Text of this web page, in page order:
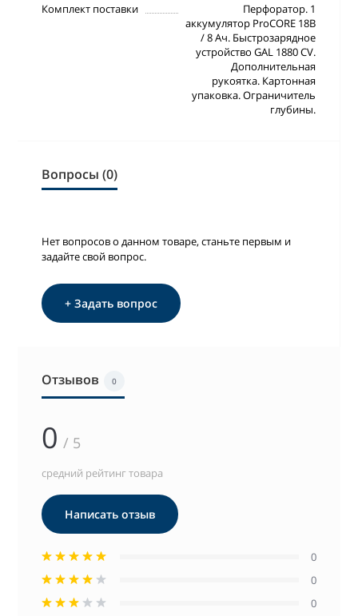
Комплект поставки
Перфоратор. 1
аккумулятор ProCORE 18В
/ 8 Ач. Быстрозарядное
устройство GAL 1880 CV.
Дополнительная
рукоятка. Картонная
упаковка. Ограничитель
глубины.
Вопросы (0)
Нет вопросов о данном товаре, станьте первым и
задайте свой вопрос.
+ Задать вопрос
Отзывов 0
0 / 5
средний рейтинг товара
Написать отзыв
0
0
0